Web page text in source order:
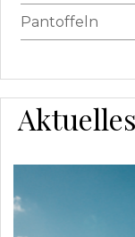
Pantoffeln